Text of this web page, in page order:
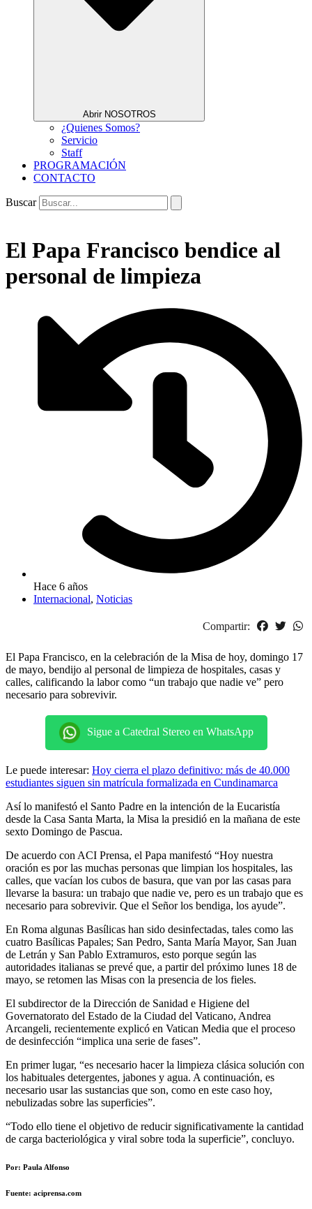
Abrir NOSOTROS
¿Quienes Somos?
Servicio
Staff
PROGRAMACIÓN
CONTACTO
Buscar
El Papa Francisco bendice al
personal de limpieza
Hace 6 años
Internacional, Noticias
Compartir:
El Papa Francisco, en la celebración de la Misa de hoy, domingo 17
de mayo, bendijo al personal de limpieza de hospitales, casas y
calles, calificando la labor como “un trabajo que nadie ve” pero
necesario para sobrevivir.
Sigue a Catedral Stereo en WhatsApp
Le puede interesar: Hoy cierra el plazo definitivo: más de 40.000
estudiantes siguen sin matrícula formalizada en Cundinamarca
Así lo manifestó el Santo Padre en la intención de la Eucaristía
desde la Casa Santa Marta, la Misa la presidió en la mañana de este
sexto Domingo de Pascua.
De acuerdo con ACI Prensa, el Papa manifestó “Hoy nuestra
oración es por las muchas personas que limpian los hospitales, las
calles, que vacían los cubos de basura, que van por las casas para
llevarse la basura: un trabajo que nadie ve, pero es un trabajo que es
necesario para sobrevivir. Que el Señor los bendiga, los ayude”.
En Roma algunas Basílicas han sido desinfectadas, tales como las
cuatro Basílicas Papales; San Pedro, Santa María Mayor, San Juan
de Letrán y San Pablo Extramuros, esto porque según las
autoridades italianas se prevé que, a partir del próximo lunes 18 de
mayo, se retomen las Misas con la presencia de los fieles.
El subdirector de la Dirección de Sanidad e Higiene del
Governatorato del Estado de la Ciudad del Vaticano, Andrea
Arcangeli, recientemente explicó en Vatican Media que el proceso
de desinfección “implica una serie de fases”.
En primer lugar, “es necesario hacer la limpieza clásica solución con
los habituales detergentes, jabones y agua. A continuación, es
necesario usar las sustancias que son, como en este caso hoy,
nebulizadas sobre las superficies”.
“Todo ello tiene el objetivo de reducir significativamente la cantidad
de carga bacteriológica y viral sobre toda la superficie”, concluyo.
Por: Paula Alfonso
Fuente: aciprensa.com